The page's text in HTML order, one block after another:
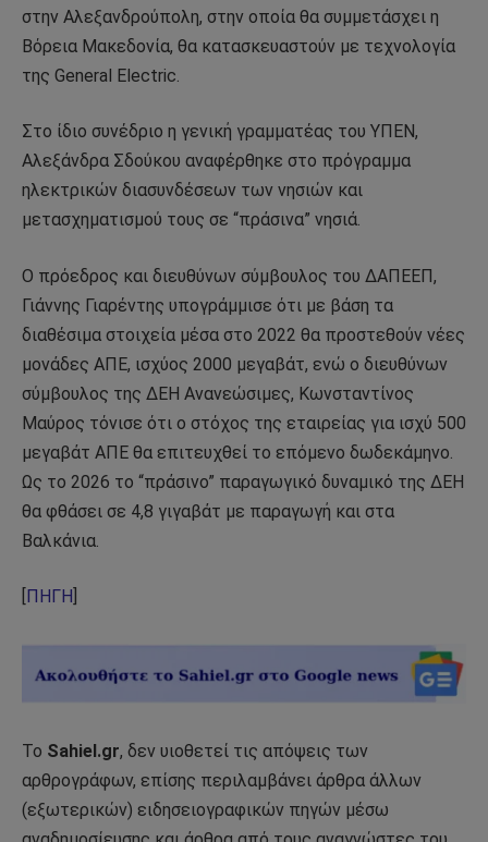
στην Αλεξανδρούπολη, στην οποία θα συμμετάσχει η
Βόρεια Μακεδονία, θα κατασκευαστούν με τεχνολογία
της General Electric.
Στο ίδιο συνέδριο η γενική γραμματέας του ΥΠΕΝ,
Αλεξάνδρα Σδούκου αναφέρθηκε στο πρόγραμμα
ηλεκτρικών διασυνδέσεων των νησιών και
μετασχηματισμού τους σε “πράσινα” νησιά.
Ο πρόεδρος και διευθύνων σύμβουλος του ΔΑΠΕΕΠ,
Γιάννης Γιαρέντης υπογράμμισε ότι με βάση τα
διαθέσιμα στοιχεία μέσα στο 2022 θα προστεθούν νέες
μονάδες ΑΠΕ, ισχύος 2000 μεγαβάτ, ενώ ο διευθύνων
σύμβουλος της ΔΕΗ Ανανεώσιμες, Κωνσταντίνος
Μαύρος τόνισε ότι ο στόχος της εταιρείας για ισχύ 500
μεγαβάτ ΑΠΕ θα επιτευχθεί το επόμενο δωδεκάμηνο.
Ως το 2026 το “πράσινο” παραγωγικό δυναμικό της ΔΕΗ
θα φθάσει σε 4,8 γιγαβάτ με παραγωγή και στα
Βαλκάνια.
ΠΗΓΗ
Το Sahiel.gr, δεν υιοθετεί τις απόψεις των
αρθρογράφων, επίσης περιλαμβάνει άρθρα άλλων
(εξωτερικών) ειδησειογραφικών πηγών μέσω